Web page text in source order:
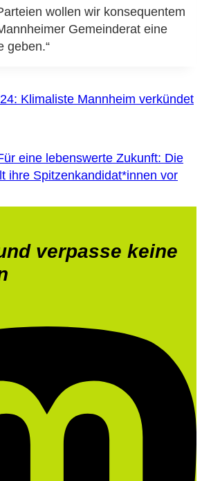
wollen wir konsequentem
Gemeinderat eine
geben.“
Klimaliste Mannheim verkündet
eine lebenswerte Zukunft: Die
ihre Spitzenkandidat*innen vor
verpasse keine